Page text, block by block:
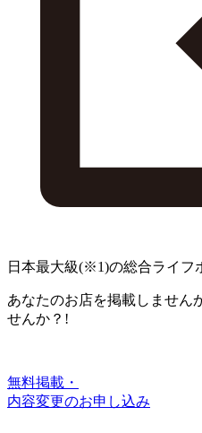
日本最大級(※1)の総合ライフ
あなたのお店を掲載しません
せんか？!
無料掲載・
内容変更のお申し込み